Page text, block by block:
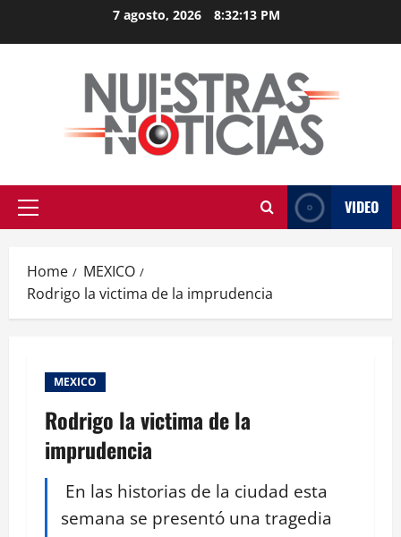
7 agosto, 2026 8:32:13 PM
Primary
VIDEO
Home
MEXICO
Rodrigo la victima de la imprudencia
MEXICO
Rodrigo la victima de la
imprudencia
En las historias de la ciudad esta
semana se presentó una tragedia